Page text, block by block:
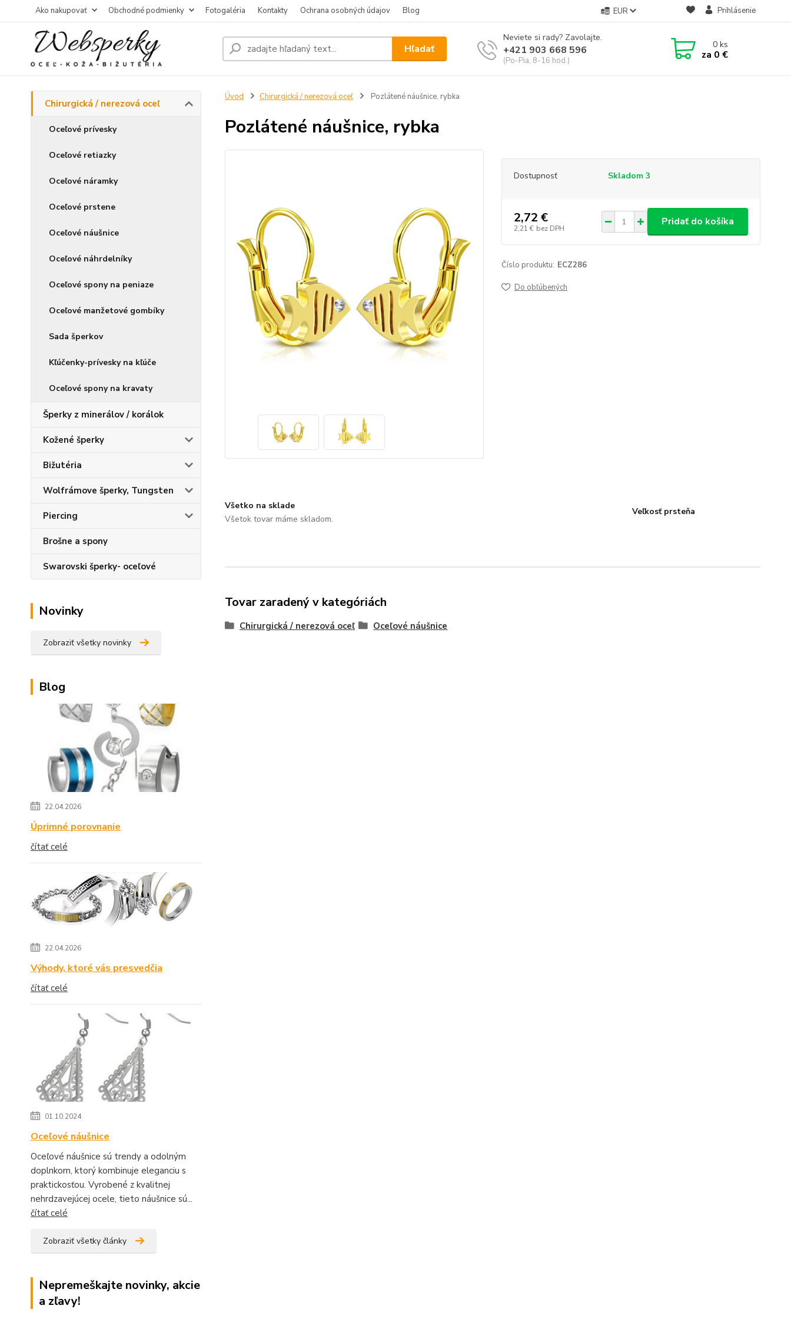
Ako nakupovať Obchodné podmienky Fotogaléria Kontakty Ochrana osobných údajov Blog EUR Prihlásenie
Hľadať
Neviete si rady? Zavolajte.
+421 903 668 596
(Po-Pia, 8-16 hod.)
0ks
za 0 €
Chirurgická / nerezová oceľ
Oceľové prívesky
Oceľové retiazky
Oceľové náramky
Oceľové prstene
Oceľové náušnice
Oceľové náhrdelníky
Oceľové spony na peniaze
Oceľové manžetové gombíky
Sada šperkov
Kľúčenky-prívesky na kľúče
Oceľové spony na kravaty
Šperky z minerálov / korálok
Kožené šperky
Bižutéria
Wolfrámove šperky, Tungsten
Piercing
Brošne a spony
Swarovski šperky- oceľové
Novinky
Zobraziť všetky novinky
Blog
22.04.2026
Úprimné porovnanie
čítať celé
22.04.2026
Výhody, ktoré vás presvedčia
čítať celé
01.10.2024
Oceľové náušnice
Oceľové náušnice sú trendy a odolným
doplnkom, ktorý kombinuje eleganciu s
praktickosťou. Vyrobené z kvalitnej
nehrdzavejúcej ocele, tieto náušnice sú...
čítať celé
Zobraziť všetky články
Nepremeškajte novinky, akcie
a zľavy!
Úvod Chirurgická / nerezová oceľ Pozlátené náušnice, rybka
Pozlátené náušnice, rybka
Dostupnosť Skladom 3
2,72 €
2,21 € bez DPH
Pridať do košíka
Číslo produktu: ECZ286
Do obľúbených
Všetko na sklade
Všetok tovar máme skladom.
Veľkosť prsteňa
Tovar zaradený v kategóriách
Chirurgická / nerezová oceľ Oceľové náušnice